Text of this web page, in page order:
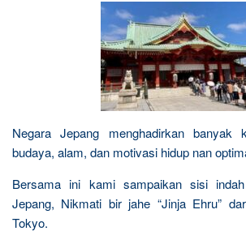
Negara Jepang menghadirkan banyak
budaya, alam, dan motivasi hidup nan
Bersama ini kami sampaikan sisi
Jepang, Nikmati bir jahe “Jinja Ehru”
Tokyo.